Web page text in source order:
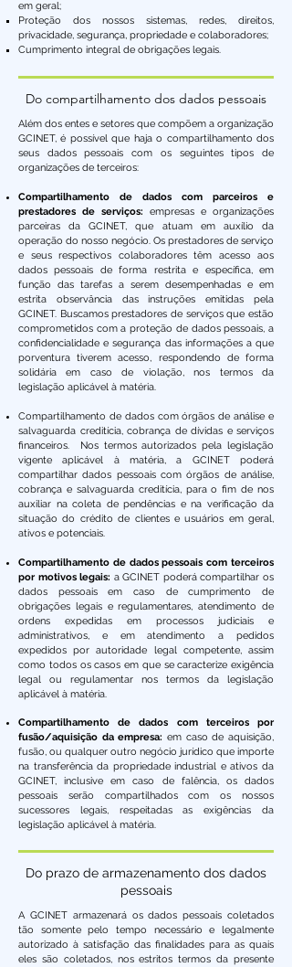
em geral;
Proteção dos nossos sistemas, redes, direitos,
privacidade, segurança, propriedade e colaboradores;
Cumprimento integral de obrigações legais.
Do compartilhamento dos dados pessoais
Além dos entes e setores que compõem a organização
GCINET, é possível que haja o compartilhamento dos
seus dados pessoais com os seguintes tipos de
organizações de terceiros:
Compartilhamento de dados com parceiros e
prestadores de serviços: empresas e organizações
parceiras da GCINET, que atuam em auxílio da
operação do nosso negócio. Os prestadores de serviço
e seus respectivos colaboradores têm acesso aos
dados pessoais de forma restrita e específica, em
função das tarefas a serem desempenhadas e em
estrita observância das instruções emitidas pela
GCINET. Buscamos prestadores de serviços que estão
comprometidos com a proteção de dados pessoais, a
confidencialidade e segurança das informações a que
porventura tiverem acesso, respondendo de forma
solidária em caso de violação, nos termos da
legislação aplicável à matéria.
Compartilhamento de dados com órgãos de análise e
salvaguarda creditícia, cobrança de dívidas e serviços
financeiros. Nos termos autorizados pela legislação
vigente aplicável à matéria, a GCINET poderá
compartilhar dados pessoais com órgãos de análise,
cobrança e salvaguarda creditícia, para o fim de nos
auxiliar na coleta de pendências e na verificação da
situação do crédito de clientes e usuários em geral,
ativos e potenciais.
Compartilhamento de dados pessoais com terceiros
por motivos legais: a GCINET poderá compartilhar os
dados pessoais em caso de cumprimento de
obrigações legais e regulamentares, atendimento de
ordens expedidas em processos judiciais e
administrativos, e em atendimento a pedidos
expedidos por autoridade legal competente, assim
como todos os casos em que se caracterize exigência
legal ou regulamentar nos termos da legislação
aplicável à matéria.
Compartilhamento de dados com terceiros por
fusão/aquisição da empresa: em caso de aquisição,
fusão, ou qualquer outro negócio jurídico que importe
na transferência da propriedade industrial e ativos da
GCINET, inclusive em caso de falência, os dados
pessoais serão compartilhados com os nossos
sucessores legais, respeitadas as exigências da
legislação aplicável à matéria.
Do prazo de armazenamento dos dados
pessoais
A GCINET armazenará os dados pessoais coletados
tão somente pelo tempo necessário e legalmente
autorizado à satisfação das finalidades para as quais
eles são coletados, nos estritos termos da presente